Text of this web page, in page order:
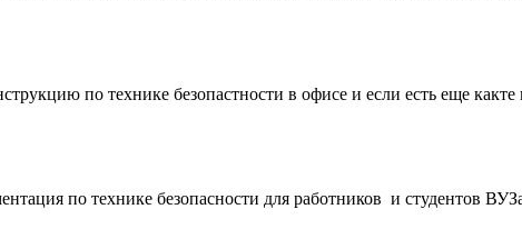
по технике безопастности в офисе и если есть еще
по технике безопасности для работников и студентов